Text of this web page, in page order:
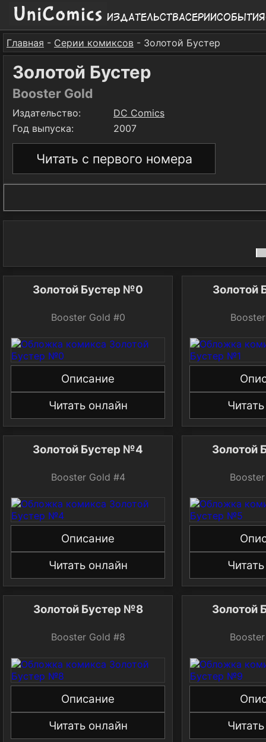
ИздательстваСерииСобытия
Главная - Серии комиксов - Золотой Бустер
Золотой Бустер
Booster Gold
Издательство:
DC Comics
Год выпуска:
2007
Читать с первого номера
Золотой Бустер №0
Booster Gold #0
Описание
Читать онлайн
Золотой
Золотой Бустер №4
Booster Gold #4
Описание
Читать онлайн
Золотой
Золотой Бустер №8
Booster Gold #8
Описание
Читать онлайн
Золотой